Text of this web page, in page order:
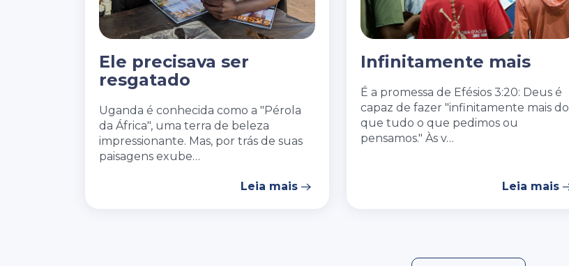
Ele precisava ser
resgatado
Uganda é conhecida como a "Pérola
da África", uma terra de beleza
impressionante. Mas, por trás de suas
paisagens exube…
Leia mais
Infinitamente mais
É a promessa de Efésios 3:20: Deus é
capaz de fazer "infinitamente mais do
que tudo o que pedimos ou
pensamos." Às v…
Leia mais